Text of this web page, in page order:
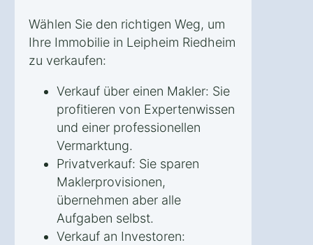
Wählen Sie den richtigen Weg, um
Ihre Immobilie in Leipheim Riedheim
zu verkaufen:
Verkauf über einen Makler: Sie
profitieren von Expertenwissen
und einer professionellen
Vermarktung.
Privatverkauf: Sie sparen
Maklerprovisionen,
übernehmen aber alle
Aufgaben selbst.
Verkauf an Investoren: